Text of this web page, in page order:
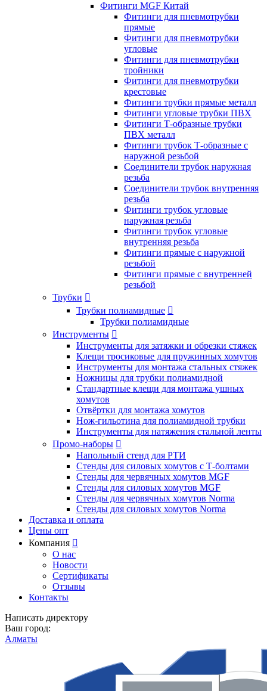
Фитинги MGF Китай
Фитинги для пневмотрубки
прямые
Фитинги для пневмотрубки
угловые
Фитинги для пневмотрубки
тройники
Фитинги для пневмотрубки
крестовые
Фитинги трубки прямые металл
Фитинги угловые трубки ПВХ
Фитинги Т-образные трубки
ПВХ металл
Фитинги трубок Т-образные с
наружной резьбой
Соединители трубок наружная
резьба
Соединители трубок внутренняя
резьба
Фитинги трубок угловые
наружная резьба
Фитинги трубок угловые
внутренняя резьба
Фитинги прямые с наружной
резьбой
Фитинги прямые с внутренней
резьбой
Трубки 
Трубки полиамидные 
Трубки полиамидные
Инструменты 
Инструменты для затяжки и обрезки стяжек
Клещи тросиковые для пружинных хомутов
Инструменты для монтажа стальных стяжек
Ножницы для трубки полиамидной
Стандартные клещи для монтажа ушных
хомутов
Отвёртки для монтажа хомутов
Нож-гильотина для полиамидной трубки
Инструменты для натяжения стальной ленты
Промо-наборы 
Напольный стенд для РТИ
Стенды для силовых хомутов с Т-болтами
Стенды для червячных хомутов MGF
Стенды для силовых хомутов MGF
Стенды для червячных хомутов Norma
Стенды для силовых хомутов Norma
Доставка и оплата
Цены опт
Компания 
О нас
Новости
Сертификаты
Отзывы
Контакты
Написать директору
Ваш город:
Алматы